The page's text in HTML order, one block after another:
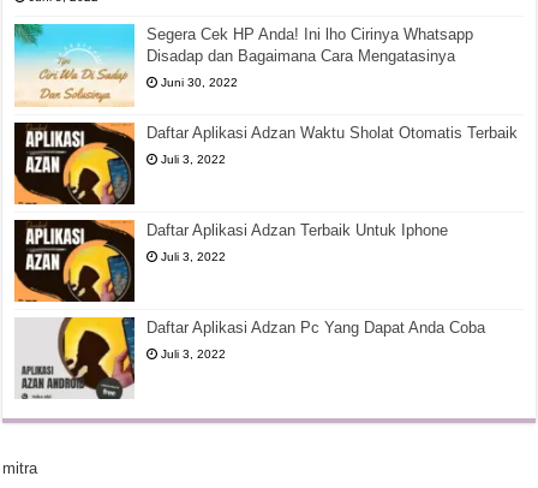
Segera Cek HP Anda! Ini lho Cirinya Whatsapp
Disadap dan Bagaimana Cara Mengatasinya
Juni 30, 2022
Daftar Aplikasi Adzan Waktu Sholat Otomatis Terbaik
Juli 3, 2022
Daftar Aplikasi Adzan Terbaik Untuk Iphone
Juli 3, 2022
Daftar Aplikasi Adzan Pc Yang Dapat Anda Coba
Juli 3, 2022
mitra